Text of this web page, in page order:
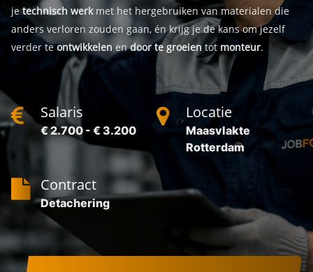
jetechnisch werkmet het hergebruiken van materialen die
anders verloren zouden gaan, én krijg je de kans om jezelf
verder teontwikkelen endoor te groeien tot monteur.
Salaris
€ 2.700 - € 3.200
Locatie
Maasvlakte
Rotterdam
Contract
Detachering